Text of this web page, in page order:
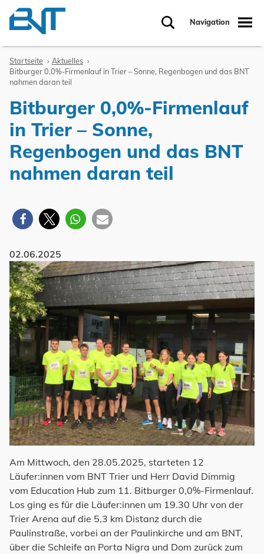
Zum Inhalt springen Navigation
Startseite
Aktuelles
Bitburger 0,0%-Firmenlauf in Trier – Sonne, Regenbogen und das BNT
nahmen daran teil
Bitburger 0,0%-Firmenlauf
in Trier – Sonne,
Regenbogen und das BNT
nahmen daran teil
02.06.2025
Am Mittwoch, den 28.05.2025, starteten 12
Läufer:innen vom BNT Trier und Herr David Dimmig
vom Education Hub zum 11. Bitburger 0,0%-Firmenlauf.
Los ging es für die Läufer:innen um 19.30 Uhr von der
Trier Arena auf die 5,3 km Distanz durch die
Paulinstraße, vorbei an der Paulinkirche und am BNT,
über die Schleife an Porta Nigra und Dom zurück zum